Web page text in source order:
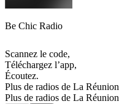
Be Chic Radio
Scannez le code,
Téléchargez l’app,
Écoutez.
Plus de radios de La Réunion
Plus de radios de La Réunion